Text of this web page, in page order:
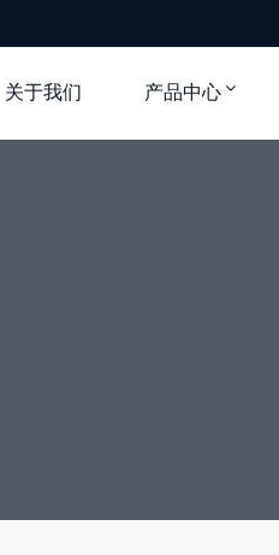
关于我们 产品中心